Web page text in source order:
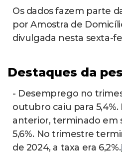
Os dados fazem parte
por Amostra de
divulgada nesta sexta-
Destaques da
- Desemprego no
outubro caiu para
anterior, terminado em
5,6%. No trimestre
de 2024, a taxa era 6,2%.